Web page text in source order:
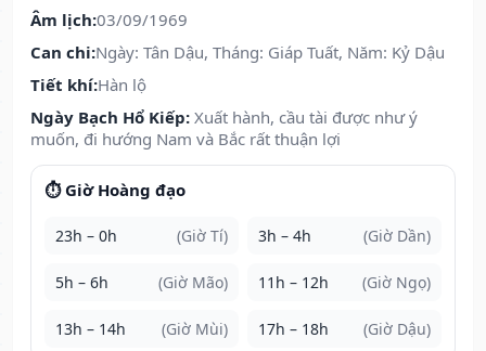
Âm lịch:03/09/1969
Can chi:Ngày: Tân Dậu, Tháng: Giáp Tuất, Năm: Kỷ Dậu
Tiết khí:Hàn lộ
Ngày Bạch Hổ Kiếp: Xuất hành, cầu tài được như ý
muốn, đi hướng Nam và Bắc rất thuận lợi
⏱️ Giờ Hoàng đạo
23h – 0h (Giờ Tí) 3h – 4h (Giờ Dần)
5h – 6h (Giờ Mão) 11h – 12h (Giờ Ngọ)
13h – 14h (Giờ Mùi) 17h – 18h (Giờ Dậu)